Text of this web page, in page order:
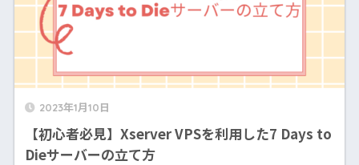
2023年1月10日
【初心者必見】Xserver VPSを利用した7 Days to
Dieサーバーの立て方